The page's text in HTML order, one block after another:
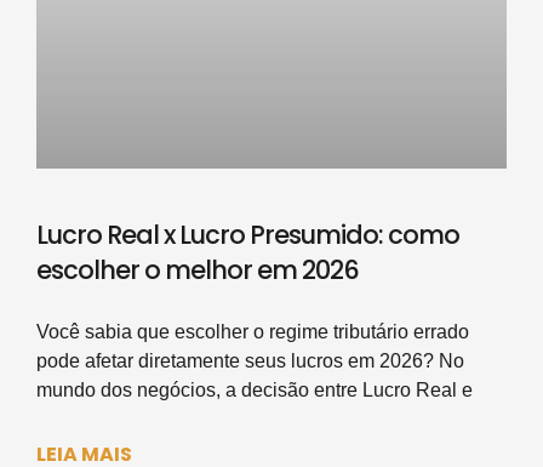
Lucro Real x Lucro Presumido: como
escolher o melhor em 2026
Você sabia que escolher o regime tributário errado
pode afetar diretamente seus lucros em 2026? No
mundo dos negócios, a decisão entre Lucro Real e
LEIA MAIS